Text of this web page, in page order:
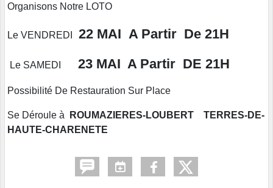
Organisons Notre LOTO
Le VENDREDI 22 MAI A Partir De 21H
Le SAMEDI 23 MAI A Partir DE 21H
Possibilité De Restauration Sur Place
Se Déroule à
ROUMAZIERES-LOUBERT TERRES-DE-
HAUTE-CHARENETE